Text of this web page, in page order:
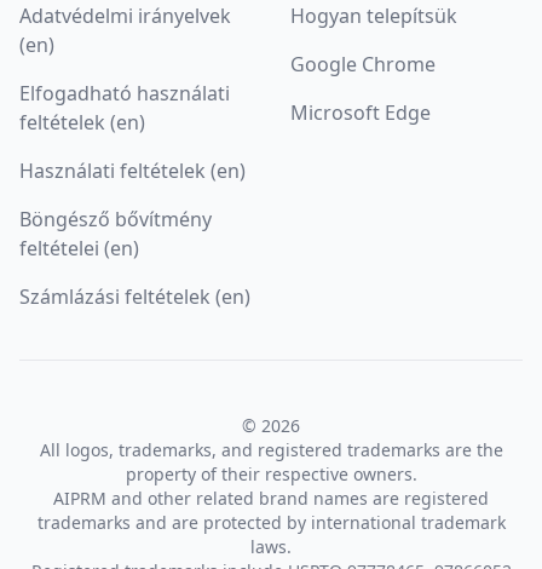
Adatvédelmi irányelvek
(en)
Elfogadható használati
feltételek (en)
Használati feltételek (en)
Böngésző bővítmény
feltételei (en)
Számlázási feltételek (en)
Hogyan telepítsük
Google Chrome
Microsoft Edge
© 2026
All logos, trademarks, and registered trademarks are the
property of their respective owners.
AIPRM and other related brand names are registered
trademarks and are protected by international trademark
laws.